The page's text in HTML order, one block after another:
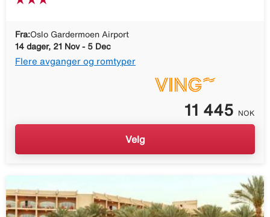
Fra:Oslo Gardermoen Airport
14 dager, 21 Nov - 5 Dec
Flere avganger og romtyper
11 445 NOK
Velg